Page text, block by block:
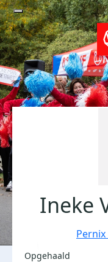
Ineke
Opgehaald